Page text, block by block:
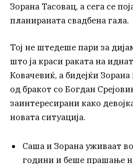
Зорана Тасовац, а сега се
планираната свадбена гала.
Тој не штедеше пари за
што ја краси раката на
Ковачевиќ, а бидејќи
од бракот со Богдан
заинтересирани како
новата ситуација.
Саша и Зорана уживаат
години и беше прашање